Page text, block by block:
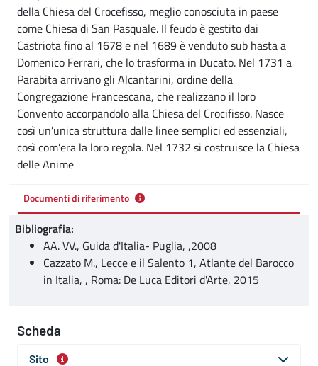
della Chiesa del Crocefisso, meglio conosciuta in paese
come Chiesa di San Pasquale. Il feudo è gestito dai
Castriota fino al 1678 e nel 1689 è venduto sub hasta a
Domenico Ferrari, che lo trasforma in Ducato. Nel 1731 a
Parabita arrivano gli Alcantarini, ordine della
Congregazione Francescana, che realizzano il loro
Convento accorpandolo alla Chiesa del Crocifisso. Nasce
così un’unica struttura dalle linee semplici ed essenziali,
così com’era la loro regola. Nel 1732 si costruisce la Chiesa
delle Anime
Documenti di riferimento
Bibliografia:
AA. VV., Guida d'Italia- Puglia, ,2008
Cazzato M., Lecce e il Salento 1, Atlante del Barocco
in Italia, , Roma: De Luca Editori d'Arte, 2015
Scheda
Sito